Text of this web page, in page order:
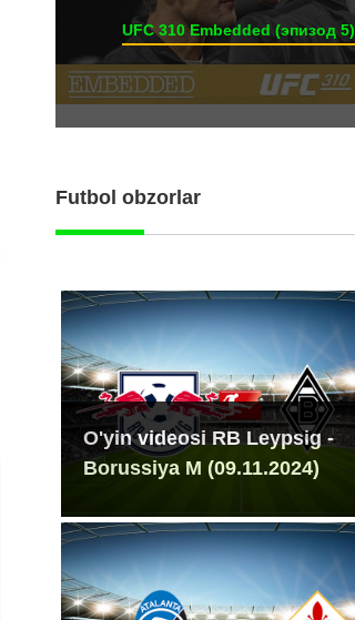
UFC 310 Embedded (эпизод 5)
Futbol obzorlar
O'yin videosi RB Leypsig -
Borussiya M (09.11.2024)